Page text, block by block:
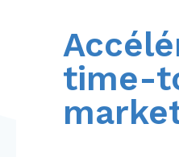
time-